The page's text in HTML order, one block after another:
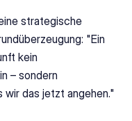
strategische
"Ein
kein
– sondern
wir das jetzt angehen."